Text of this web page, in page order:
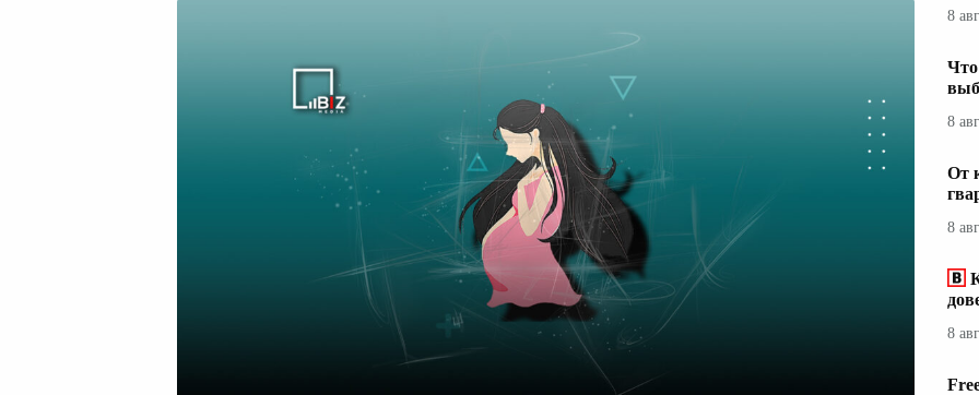
8
8
От
8
8